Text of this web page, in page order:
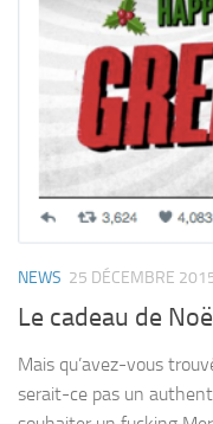
NEWS 25 DÉCEMBRE
Le cadeau de
Mais qu’avez-vous
serait-ce pas un